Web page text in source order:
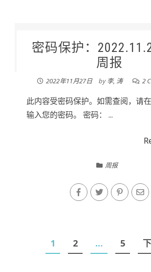
密码保护：
周报
2022年11月27日 by李, 涛 2
此内容受密码保护。如需查阅，请
输入您的密码。 密码： ...
周报
1 2 … 5